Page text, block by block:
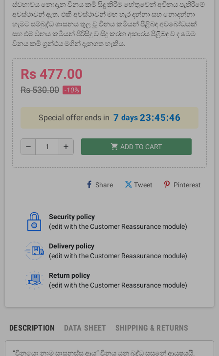
ස්වභාවය නොදැන විනය කර්‍ම සිදු කිරීම හේතුවෙන් අවිනය පැතිරීමේ
අවස්ථාවන් ඇත. එකී අවස්ථාවන් මඟ හැර දන්නා සහ නොදන්නා
හැමට සම්බුද්ධ ශාසනය තුල වූ විනය කර්‍මයන් පිළිබඳ අවබෝධයක්
සහ එම විනය කර්‍මයන් පිරිසිදු ව සිදු කරන අකාරය පිළිබඳ ව ද මෙම
විනය කර්‍ම ග්‍රන්ථය මගින් දැනගත හැකිය.
Rs 477.00
Rs 530.00 -10%
Special offer ends in 7 days 23:45:45
remove add shopping_cart ADD TO CART
Share Tweet Pinterest
Security policy
(edit with the Customer Reassurance module)
Delivery policy
(edit with the Customer Reassurance module)
Return policy
(edit with the Customer Reassurance module)
DESCRIPTION DATA SHEET SHIPPING & RETURNS
‘‘විනයො නාම සාසනස්ස ආයු“ විනය යනු බුද්ධ සසුනේ ආයුෂයයි.